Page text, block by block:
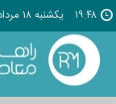
۱۹:۴۸ يکشنبه ۱۸ مرداد ۱۴۰۵